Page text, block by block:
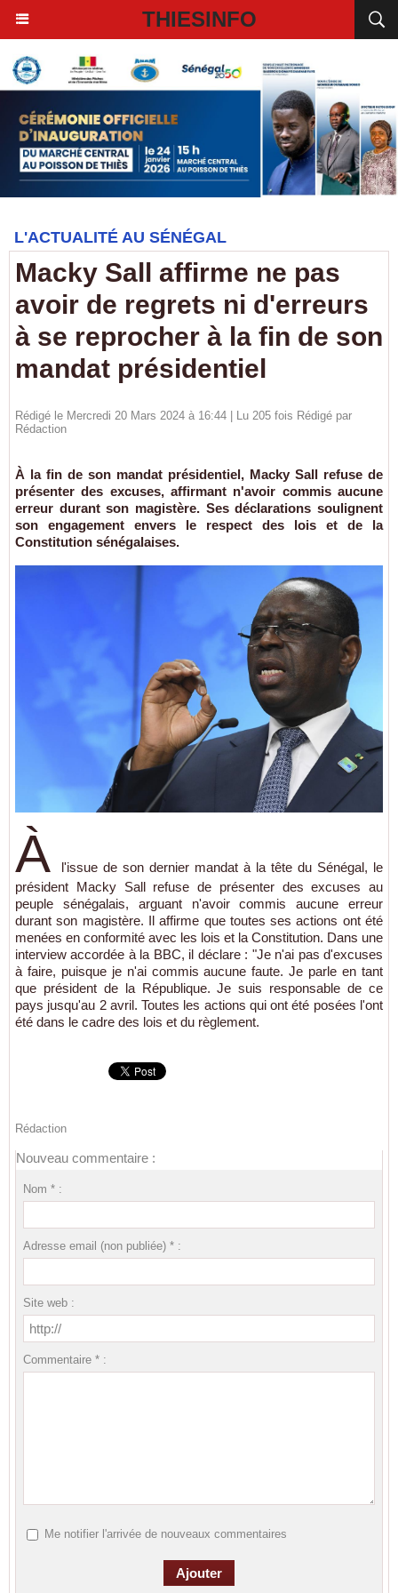
THIESINFO
L'ACTUALITÉ AU SÉNÉGAL
Macky Sall affirme ne pas
avoir de regrets ni d'erreurs
à se reprocher à la fin de son
mandat présidentiel
Rédigé le Mercredi 20 Mars 2024 à 16:44 | Lu 205 fois Rédigé par
Rédaction
À la fin de son mandat présidentiel, Macky Sall refuse de
présenter des excuses, affirmant n'avoir commis aucune
erreur durant son magistère. Ses déclarations soulignent
son engagement envers le respect des lois et de la
Constitution sénégalaises.
À
l'issue de son dernier mandat à la tête du Sénégal, le
président Macky Sall refuse de présenter des excuses au
peuple sénégalais, arguant n'avoir commis aucune erreur
durant son magistère. Il affirme que toutes ses actions ont été
menées en conformité avec les lois et la Constitution. Dans une
interview accordée à la BBC, il déclare : "Je n'ai pas d'excuses
à faire, puisque je n'ai commis aucune faute. Je parle en tant
que président de la République. Je suis responsable de ce
pays jusqu'au 2 avril. Toutes les actions qui ont été posées l'ont
été dans le cadre des lois et du règlement.
Rédaction
Nouveau commentaire :
Nom * :
Adresse email (non publiée) * :
Site web :
Commentaire * :
Me notifier l'arrivée de nouveaux commentaires